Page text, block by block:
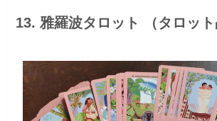
13. 雅羅波タロット （タロット